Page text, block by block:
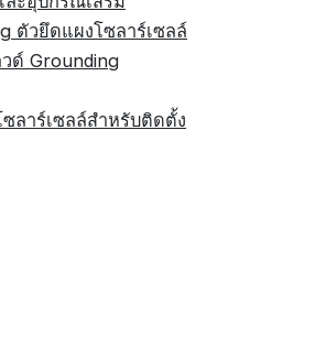
ตัวยึดแผงโซลาร์เซลล์
ด์ Grounding
ลาร์เซลล์สำหรับติดตั้ง